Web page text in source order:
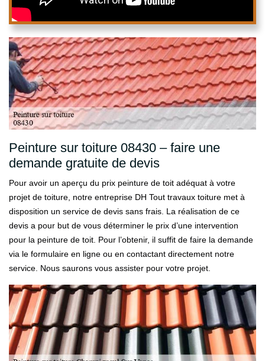
Peinture sur toiture 08430 – faire une
demande gratuite de devis
Pour avoir un aperçu du prix peinture de toit adéquat à votre
projet de toiture, notre entreprise DH Tout travaux toiture met à
disposition un service de devis sans frais. La réalisation de ce
devis a pour but de vous déterminer le prix d’une intervention
pour la peinture de toit. Pour l’obtenir, il suffit de faire la demande
via le formulaire en ligne ou en contactant directement notre
service. Nous saurons vous assister pour votre projet.